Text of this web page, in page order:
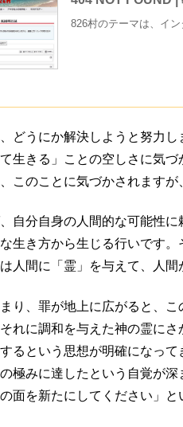
826村のテーマは、イ
どうにか解決しようと努力
生きる」ことの空しさに気
このことに気づかされますが
自分自身の人間的な可能性
生き方から生じる行いです
人間に「霊」を与えて、人
り、罪が地上に広がると、
れに調和を与えた神の霊に
るという思想が明確になっ
極みに達したという自覚が
面を新たにしてください」